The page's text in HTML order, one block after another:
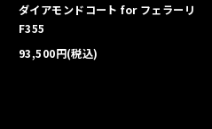
ダイアモンドコート for フェラーリ
F355
93,500円(税込)